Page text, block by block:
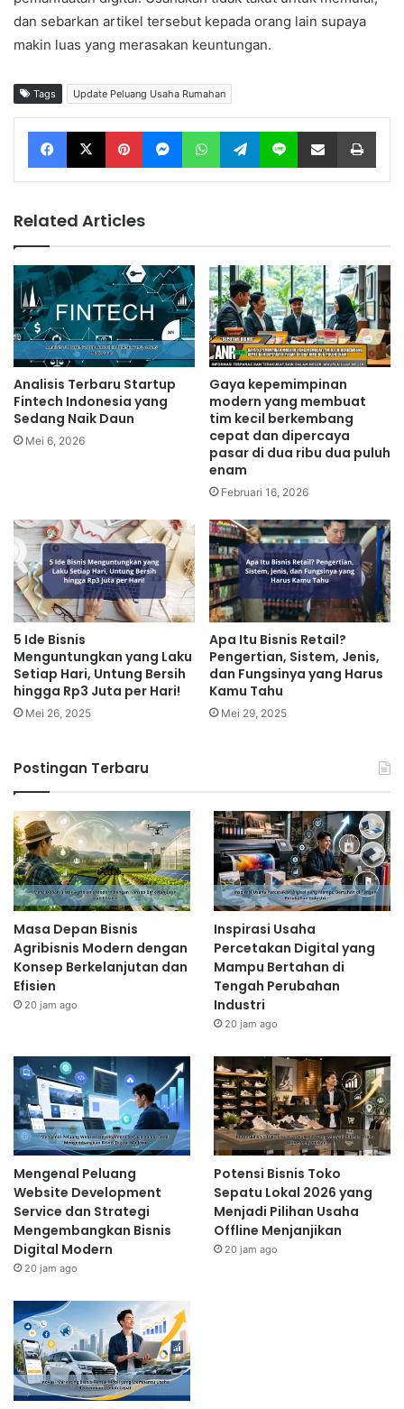
dan sebarkan artikel tersebut kepada orang lain supaya
makin luas yang merasakan keuntungan.
Tags Update Peluang Usaha Rumahan
Facebook X Pinterest Messenger WhatsApp Telegram Line Share via Email
Related Articles
Analisis Terbaru Startup
Fintech Indonesia yang
Sedang Naik Daun
Mei 6, 2026
Gaya kepemimpinan
modern yang membuat
tim kecil berkembang
cepat dan dipercaya
pasar di dua ribu dua puluh
enam
Februari 16, 2026
5 Ide Bisnis
Menguntungkan yang Laku
Setiap Hari, Untung Bersih
hingga Rp3 Juta per Hari!
Mei 26, 2025
Apa Itu Bisnis Retail?
Pengertian, Sistem, Jenis,
dan Fungsinya yang Harus
Kamu Tahu
Mei 29, 2025
Postingan Terbaru
Masa Depan Bisnis
Agribisnis Modern dengan
Konsep Berkelanjutan dan
Efisien
20 jam ago
Inspirasi Usaha
Percetakan Digital yang
Mampu Bertahan di
Tengah Perubahan
Industri
20 jam ago
Mengenal Peluang
Website Development
Service dan Strategi
Mengembangkan Bisnis
Digital Modern
20 jam ago
Potensi Bisnis Toko
Sepatu Lokal 2026 yang
Menjadi Pilihan Usaha
Offline Menjanjikan
20 jam ago